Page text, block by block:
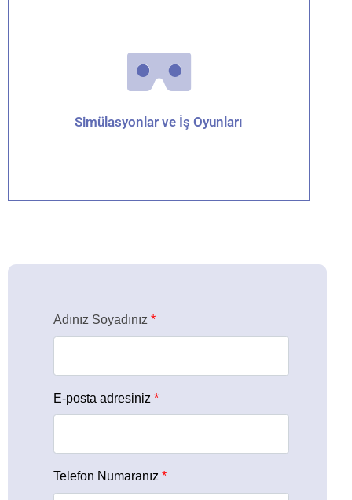
Detaylar için tıklayın
Simülasyonlar ve İş Oyunları
Detaylar için tıklayın
Adınız Soyadınız *
E-posta adresiniz *
Telefon Numaranız *